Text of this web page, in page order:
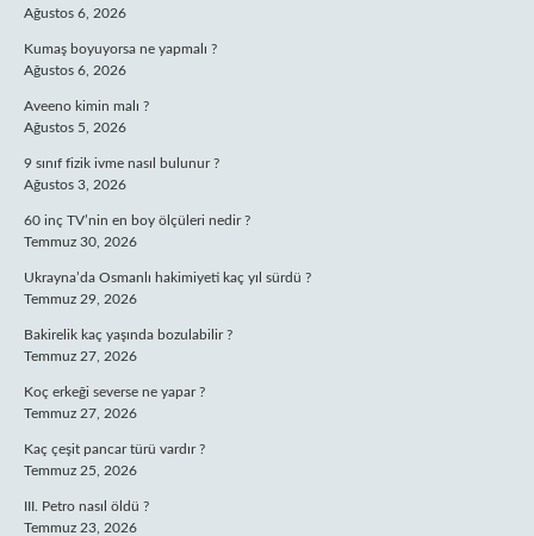
Ağustos 6, 2026
Kumaş boyuyorsa ne yapmalı ?
Ağustos 6, 2026
Aveeno kimin malı ?
Ağustos 5, 2026
9 sınıf fizik ivme nasıl bulunur ?
Ağustos 3, 2026
60 inç TV’nin en boy ölçüleri nedir ?
Temmuz 30, 2026
Ukrayna’da Osmanlı hakimiyeti kaç yıl sürdü ?
Temmuz 29, 2026
Bakirelik kaç yaşında bozulabilir ?
Temmuz 27, 2026
Koç erkeği severse ne yapar ?
Temmuz 27, 2026
Kaç çeşit pancar türü vardır ?
Temmuz 25, 2026
III. Petro nasıl öldü ?
Temmuz 23, 2026